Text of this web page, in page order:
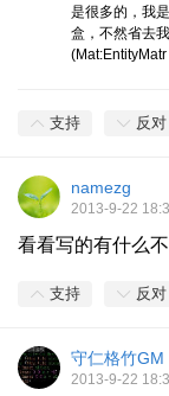
是很多的，我
盒，不然省去
(Mat:EntityMatr
支持 反对
namezg
2013-9-22
看看写的有什么
支持 反对
守仁格竹GM
2013-9-22